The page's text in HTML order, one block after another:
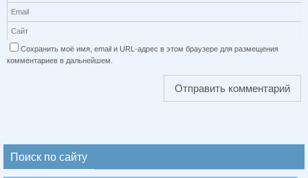
Сохранить моё имя, email и URL-адрес в этом браузере для размещения
комментариев в дальнейшем.
Поиск по сайту